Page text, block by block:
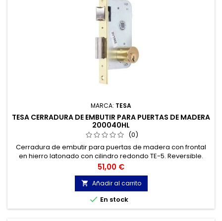
MARCA: TESA
TESA CERRADURA DE EMBUTIR PARA PUERTAS DE MADERA
200040HL
(0)
Cerradura de embutir para puertas de madera con frontal
en hierro latonado con cilindro redondo TE-5. Reversible.
Distancia entre ejes: 54,5 mm.
Precio
51,00 €
 Añadir al carrito
 En stock